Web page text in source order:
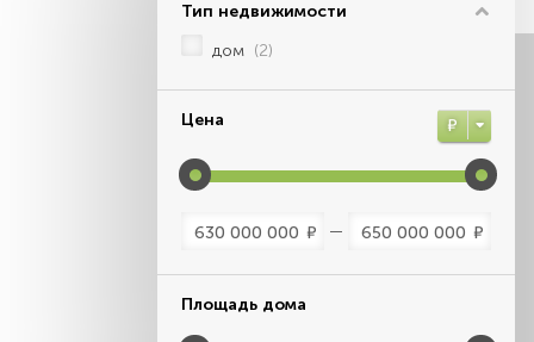
Тип недвижимости
дом (2)
Цена Р
Р Р
Площадь дома